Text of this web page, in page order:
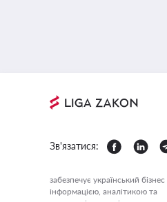
Зв'язатися:
забезпечує український бізнес
інформацією, аналітикою та